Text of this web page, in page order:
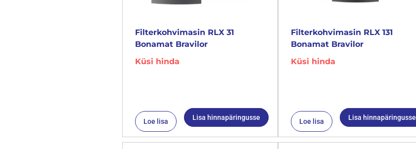
Filterkohvimasin RLX 31
Bonamat Bravilor
Küsi hinda
Loe lisa Lisa hinnapäringusse
Filterkohvimasin RLX 131
Bonamat Bravilor
Küsi hinda
Loe lisa Lisa hinnapäringusse